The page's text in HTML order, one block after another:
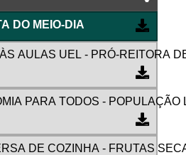
DO MEIO-DIA
AULAS UEL - PRÓ-REITORA
PARA TODOS - POPULAÇÃO
DE COZINHA - FRUTAS